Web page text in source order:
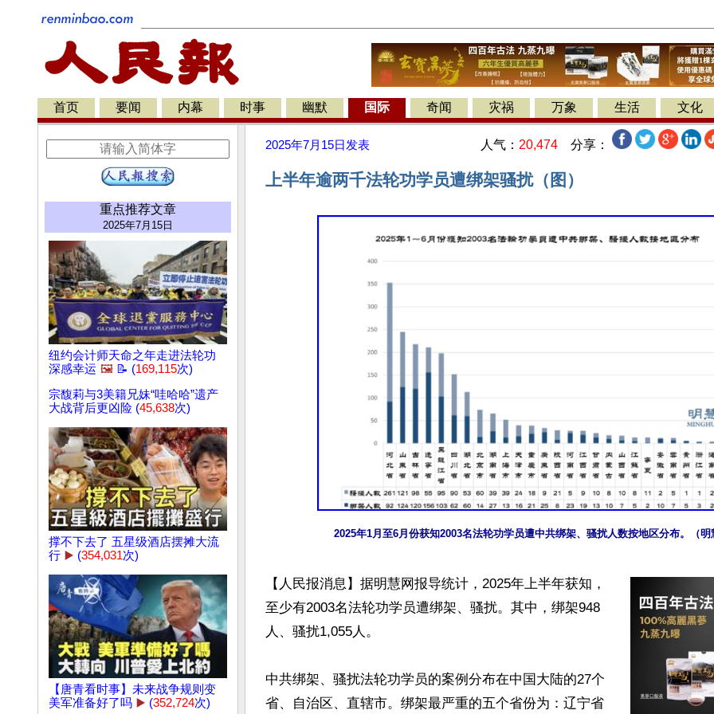
首页 要闻 内幕 时事 幽默 国际 奇闻 灾祸 万象 生活 文化
重点推荐文章
2025年7月15日
纽约会计师天命之年走进法轮功
深感幸运 🖼️ 📝 (169,115次)
宗馥莉与3美籍兄妹“哇哈哈”遗产
大战背后更凶险 (45,638次)
撑不下去了 五星级酒店摆摊大流
行 ▶️ (354,031次)
【唐青看时事】未来战争规则变
美军准备好了吗 ▶️ (352,724次)
2025年7月15日 发表 人气： 20,474 分享：
上半年逾两千法轮功学员遭绑架骚扰（图）
2025年1月至6月份获知2003名法轮功学员遭中共绑架、骚扰人数按地区分布。（明
【人民报消息】据明慧网报导统计，2025年上半年获知，
至少有2003名法轮功学员遭绑架、骚扰。其中，绑架948
人、骚扰1,055人。
中共绑架、骚扰法轮功学员的案例分布在中国大陆的27个
省、自治区、直辖市。绑架最严重的五个省份为：辽宁省